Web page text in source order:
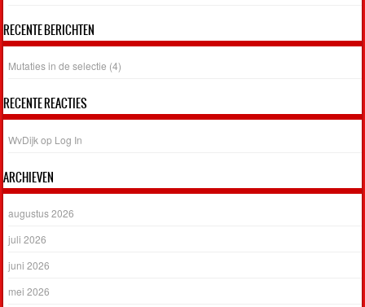
RECENTE BERICHTEN
Mutaties in de selectie (4)
RECENTE REACTIES
WvDijk op Log In
ARCHIEVEN
augustus 2026
juli 2026
juni 2026
mei 2026